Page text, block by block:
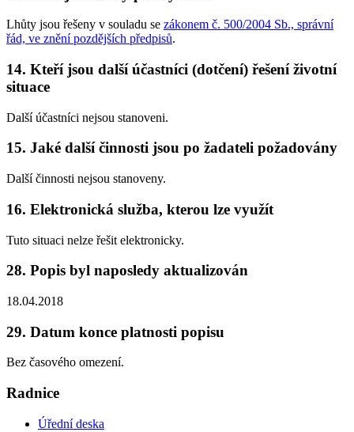
Lhůty jsou řešeny v souladu se zákonem č. 500/2004 Sb., správní
řád, ve znění pozdějších předpisů.
14. Kteří jsou další účastníci (dotčení) řešení životní
situace
Další účastníci nejsou stanoveni.
15. Jaké další činnosti jsou po žadateli požadovány
Další činnosti nejsou stanoveny.
16. Elektronická služba, kterou lze využít
Tuto situaci nelze řešit elektronicky.
28. Popis byl naposledy aktualizován
18.04.2018
29. Datum konce platnosti popisu
Bez časového omezení.
Radnice
Úřední deska